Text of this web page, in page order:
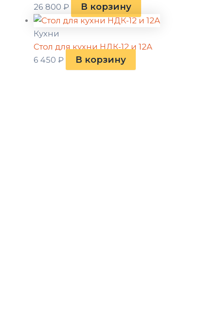
26 800₽ В корзину
Кухни
Стол для кухни НДК-12 и 12А
6 450₽ В корзину